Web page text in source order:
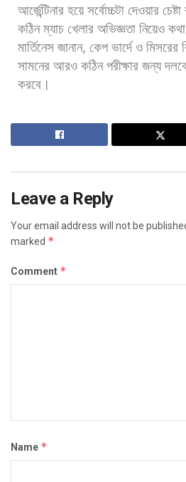
আর্জেন্টিনার হয়ে সর্বোচ্চটা দেওয়ার চেষ্টা
কঠিন ম্যাচ খেলার অভিজ্ঞতা নিয়েও কথা
মার্তিনেস জানান, কেপ ভার্দে ও মিসরের
সামনের আরও কঠিন পরীক্ষার জন্য
করবে।
Leave a Reply
Your email address will not be
marked *
Comment *
Name *